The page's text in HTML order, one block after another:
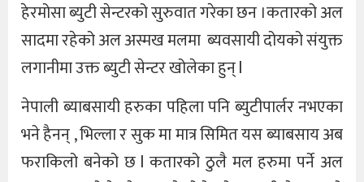
हेरमोसा ब्युटी सेन्टरको सुरुवात गरेका छन ।कतारको अल
सादमा रहेको अल अस्मख मलमा ब्यवसायी दोयको संयुक्त
लगानीमा उक्त ब्युटी सेन्टर खोलेका हुन् l
नेपाली ब्याबसायी हरुका पहिला पनि ब्युटीपार्लर नभएका
भने हैनन् , भिल्ला र सुक मा मात्र सिमित यस ब्याबसाय अब
फराकिलो बनेको छ l कतारको ठुलै मल हरुमा पर्ने अल